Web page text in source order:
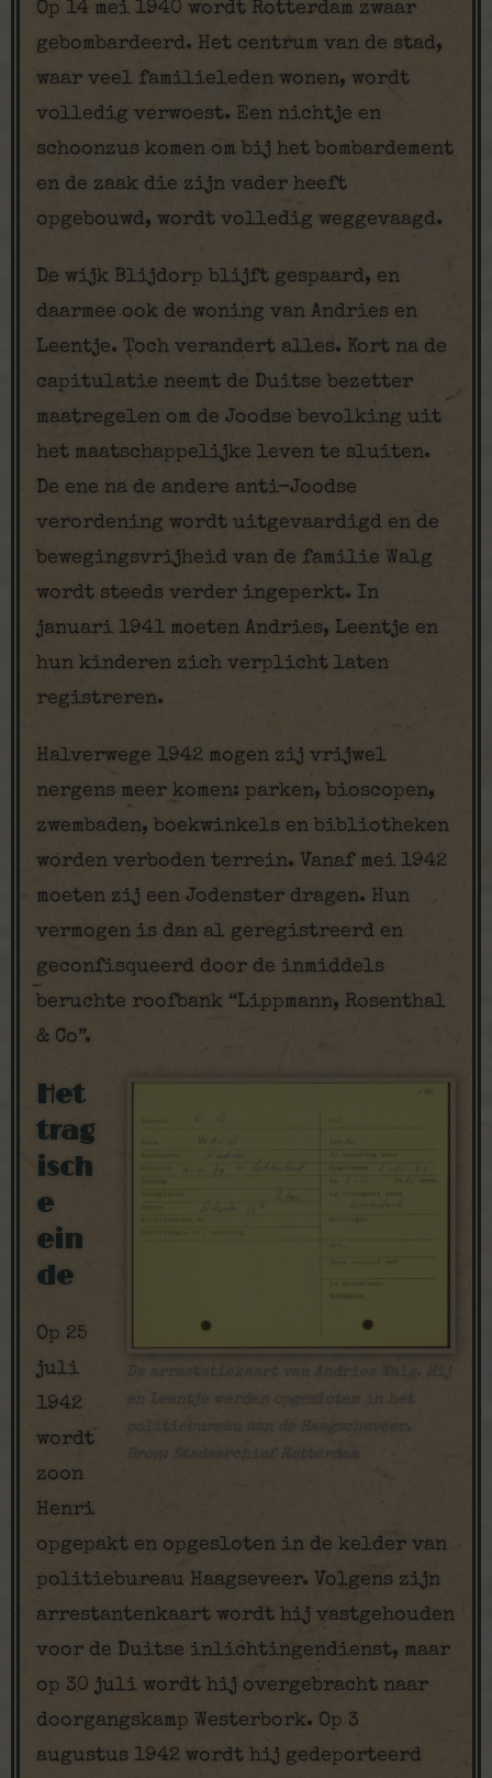
Op 14 mei 1940 wordt Rotterdam zwaar
gebombardeerd. Het centrum van de stad,
waar veel familieleden wonen, wordt
volledig verwoest. Een nichtje en
schoonzus komen om bij het bombardement
en de zaak die zijn vader heeft
opgebouwd, wordt volledig weggevaagd.
De wijk Blijdorp blijft gespaard, en
daarmee ook de woning van Andries en
Leentje. Toch verandert alles. Kort na de
capitulatie neemt de Duitse bezetter
maatregelen om de Joodse bevolking uit
het maatschappelijke leven te sluiten.
De ene na de andere anti-Joodse
verordening wordt uitgevaardigd en de
bewegingsvrijheid van de familie Walg
wordt steeds verder ingeperkt. In
januari 1941 moeten Andries, Leentje en
hun kinderen zich verplicht laten
registreren.
Halverwege 1942 mogen zij vrijwel
nergens meer komen: parken, bioscopen,
zwembaden, boekwinkels en bibliotheken
worden verboden terrein. Vanaf mei 1942
moeten zij een Jodenster dragen. Hun
vermogen is dan al geregistreerd en
geconfisqueerd door de inmiddels
beruchte roofbank “Lippmann, Rosenthal
& Co”.
en Leentje werden opgesloten in het
politiebureau aan de Haagscheveer.
Bron: Stadsarchief Rotterdam
Het
trag
isch
e
ein
de
Op 25
juli
1942
wordt
zoon
Henri
opgepakt en opgesloten in de kelder van
politiebureau Haagseveer. Volgens zijn
arrestantenkaart wordt hij vastgehouden
voor de Duitse inlichtingendienst, maar
op 30 juli wordt hij overgebracht naar
doorgangskamp Westerbork. Op 3
augustus 1942 wordt hij gedeporteerd